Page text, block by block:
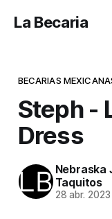
La Becaria
BECARIAS
Steph -
Dress
Nebraska
Taquitos
28 abr. 2023